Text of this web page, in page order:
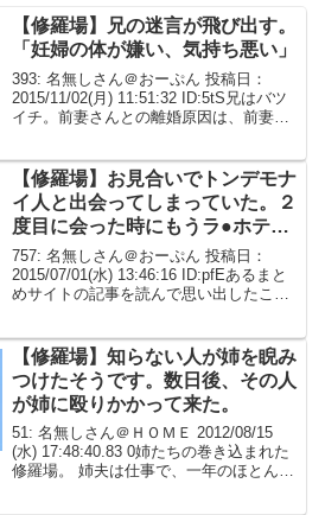
【修羅場】兄の迷言が飛び出す。
「妊婦の体が嫌い、気持ち悪い」
393: 名無しさん＠おーぷん 投稿日：
2015/11/02(月) 11:51:32 ID:5tS兄はバツ
イチ。前妻さんとの離婚原因は、前妻さ
学にいて、親伝いにしか話を...
【修羅場】お見合いでトンデモナ
イ人と出会ってしまっていた。２
度目に会った時にもうラ●ホテル
に連れ込まれそうになって抵抗し
てﾅ.ｸﾞ.られたそうだ。
757: 名無しさん＠おーぷん 投稿日：
2015/07/01(水) 13:46:16 ID:pfEあるまと
めサイトの記事を読んで思い出したこ
ちゃん）はお見合いでトンデモ...
【修羅場】知らない人が姉を睨み
つけたそうです。数日後、その人
が姉に殴りかかって来た。
51: 名無しさん＠ＨＯＭＥ 2012/08/15
(水) 17:48:40.83 0姉たちの巻き込まれた
修羅場。 姉夫は仕事で、一年のほとんど